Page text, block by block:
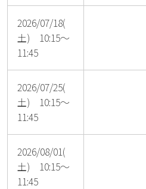
2026/07/18(
土) 10:15～
11:45
2026/07/25(
土) 10:15～
11:45
2026/08/01(
土) 10:15～
11:45